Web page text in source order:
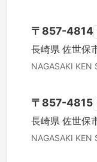
〒 857-4814
長崎県 佐世保
NAGASAKI KEN
〒 857-4815
長崎県 佐世保
NAGASAKI KEN